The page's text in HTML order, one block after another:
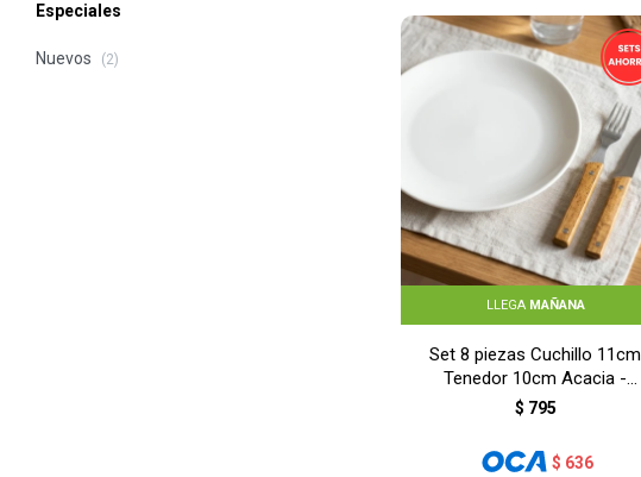
LLEGA MAÑANA
Set 8 piezas Cuchillo 11cm
Tenedor 10cm Acacia -
MADERA
$ 795
$ 636
Especiales
Nuevos (2)